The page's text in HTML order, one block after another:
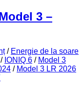
3 –
/ Energie de la soare
/ IONIQ 6 / Model 3
/ Model 3 LR 2026